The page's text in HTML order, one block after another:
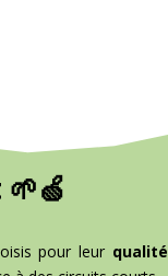
pour leur qualité